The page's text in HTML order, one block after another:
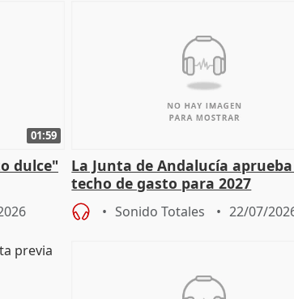
01:59
dulce"
La Junta de Andalucía
techo de gasto para 2027
Sonido Totales 22/07/